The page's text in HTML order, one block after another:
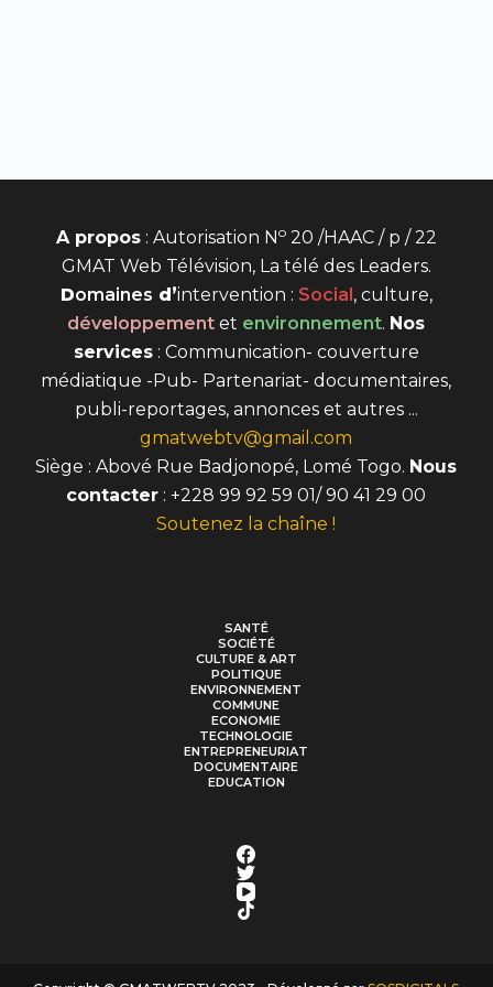
A propos: Autorisation N o20 /HAAC / p / 22
GMAT Web Télévision, La télé des Leaders.
Domaines d’intervention : Social , culture,
développement et environnement. Nos
services: Communication- couverture
médiatique -Pub- Partenariat- documentaires,
publi-reportages, annonces et autres ...
gmatwebtv@gmail.com
Siège : Abové Rue Badjonopé, Lomé Togo. Nous
contacter : +228 99 92 59 01/ 90 41 29 00
Soutenez la chaîne !
SANTÉ
SOCIÉTÉ
CULTURE & ART
POLITIQUE
ENVIRONNEMENT
COMMUNE
ECONOMIE
TECHNOLOGIE
ENTREPRENEURIAT
DOCUMENTAIRE
EDUCATION